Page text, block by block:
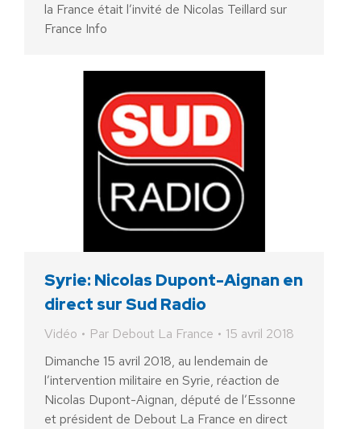
la France était l’invité de Nicolas Teillard sur
France Info
Syrie: Nicolas Dupont-Aignan en
direct sur Sud Radio
Vidéo Par Debout La France
15 avril 2018
Dimanche 15 avril 2018, au lendemain de
l’intervention militaire en Syrie, réaction de
Nicolas Dupont-Aignan, député de l’Essonne
et président de Debout La France en direct